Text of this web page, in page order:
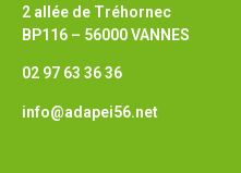
2 allée de Tréhornec
BP116 – 56000 VANNES
02 97 63 36 36
info@adapei56.net